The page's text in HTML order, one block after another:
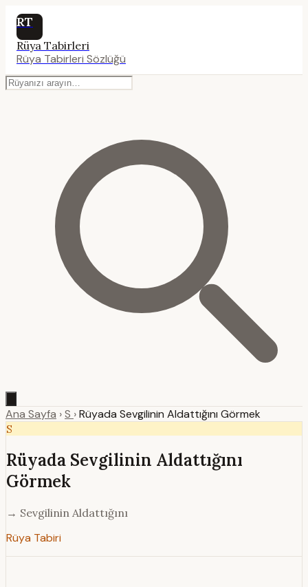
RT
Rüya Tabirleri
Rüya Tabirleri Sözlüğü
Ana Sayfa ›S ›Rüyada Sevgilinin Aldattığını Görmek
S
Rüyada Sevgilinin Aldattığını
Görmek
→ Sevgilinin Aldattığını
Rüya Tabiri